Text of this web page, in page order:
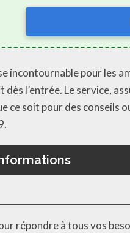
incontournable pour les
l’entrée. Le service,
soit pour des conseils
répondre à tous vos